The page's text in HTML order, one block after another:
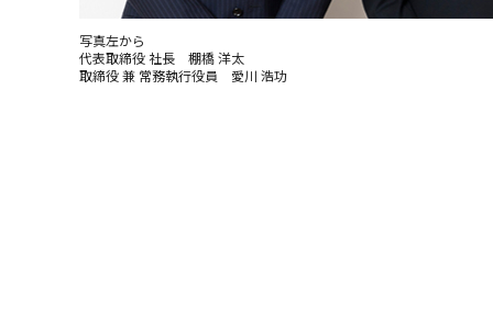
写真左から
代表取締役 社長 棚橋 洋太
取締役 兼 常務執行役員 愛川 浩功